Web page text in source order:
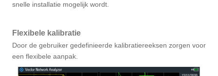
snelle installatie mogelijk wordt.
Flexibele kalibratie
Door de gebruiker gedefinieerde kalibratiereeksen zorgen voor
een flexibele aanpak.